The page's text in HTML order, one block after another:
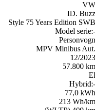
VW
ID. Buzz
Style 75 Years Edition SWB
Model serie:-
Personvogn
MPV Minibus Aut.
12/2023
57.800 km
El
Hybrid:-
77,0 kWh
213 Wh/km